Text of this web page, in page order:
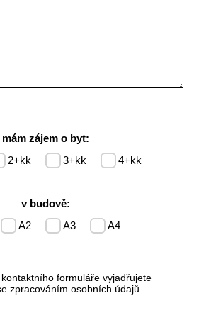
mám zájem o byt:
2+kk 3+kk 4+kk
v budově:
A2 A3 A4
formuláře vyjadřujete
zpracováním osobních údajů